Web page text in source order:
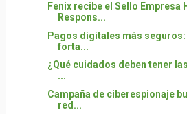
Fenix recibe el Sello Empresa
Respons...
Pagos digitales más seguros:
forta...
¿Qué cuidados deben tener
...
Campaña de ciberespionaje
red...